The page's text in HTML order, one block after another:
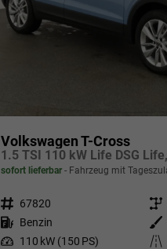
Volkswagen T-Cross
sofort lieferbar Fahrzeug mit
Fahrzeugnr. 67820 Getriebe
Kraftstoff Benzin Außenfarbe
Leistung 110 kW (150 PS) Kilometerstand